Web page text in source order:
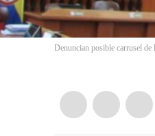
Denuncian posible carrusel